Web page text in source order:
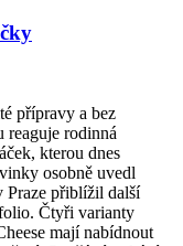
přípravy a bez
reaguje rodinná
kterou dnes
osobně uvedl
Praze přiblížil další
Čtyři varianty
mají nabídnout